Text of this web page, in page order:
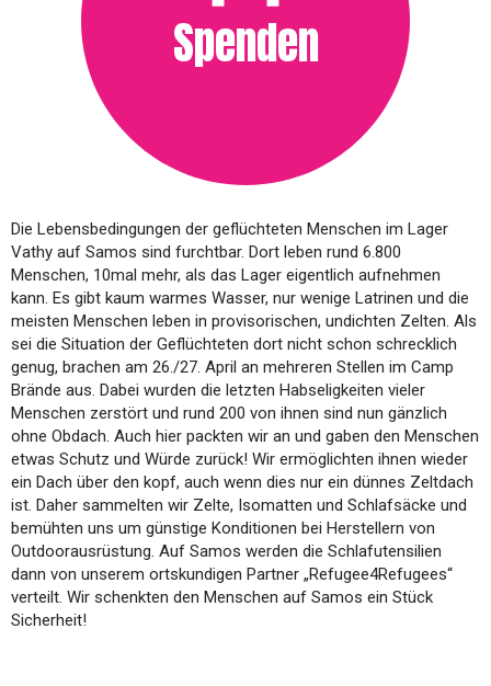
Spenden
Die Lebensbedingungen der geflüchteten Menschen im Lager
Vathy auf Samos sind furchtbar. Dort leben rund 6.800
Menschen, 10mal mehr, als das Lager eigentlich aufnehmen
kann. Es gibt kaum warmes Wasser, nur wenige Latrinen und die
meisten Menschen leben in provisorischen, undichten Zelten. Als
sei die Situation der Geflüchteten dort nicht schon schrecklich
genug, brachen am 26./27. April an mehreren Stellen im Camp
Brände aus. Dabei wurden die letzten Habseligkeiten vieler
Menschen zerstört und rund 200 von ihnen sind nun gänzlich
ohne Obdach. Auch hier packten wir an und gaben den Menschen
etwas Schutz und Würde zurück! Wir ermöglichten ihnen wieder
ein Dach über den kopf, auch wenn dies nur ein dünnes Zeltdach
ist. Daher sammelten wir Zelte, Isomatten und Schlafsäcke und
bemühten uns um günstige Konditionen bei Herstellern von
Outdoorausrüstung. Auf Samos werden die Schlafutensilien
dann von unserem ortskundigen Partner „Refugee4Refugees“
verteilt. Wir schenkten den Menschen auf Samos ein Stück
Sicherheit!